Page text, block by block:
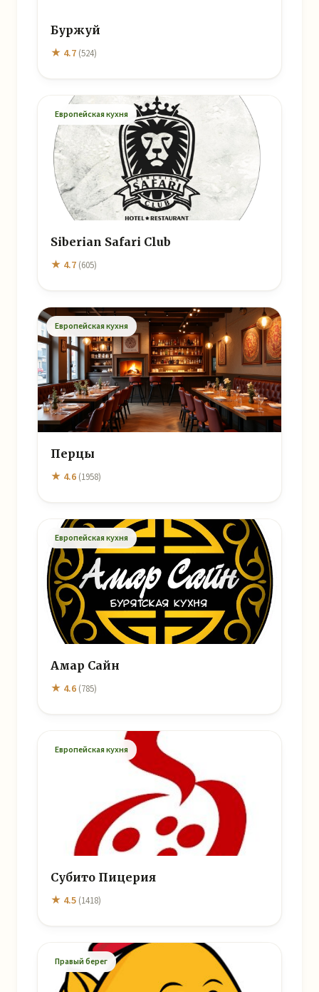
Буржуй
★ 4.7 (524)
Европейская кухня
Siberian Safari Club
★ 4.7 (605)
Европейская кухня
Перцы
★ 4.6 (1958)
Европейская кухня
Амар Сайн
★ 4.6 (785)
Европейская кухня
Субито Пицерия
★ 4.5 (1418)
Правый берег